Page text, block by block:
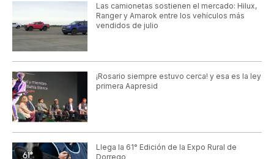
Las camionetas sostienen el mercado: Hilux,
Ranger y Amarok entre los vehículos más
vendidos de julio
¡Rosario siempre estuvo cerca! y esa es la ley
primera Aapresid
Llega la 61° Edición de la Expo Rural de
Dorrego